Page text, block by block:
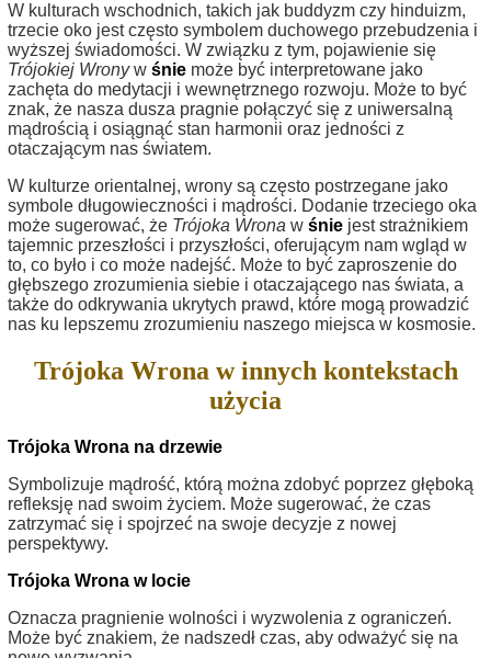
W kulturach wschodnich, takich jak buddyzm czy hinduizm,
trzecie oko jest często symbolem duchowego przebudzenia i
wyższej świadomości. W związku z tym, pojawienie się
Trójokiej Wronyw śnie może być interpretowane jako
zachęta do medytacji i wewnętrznego rozwoju. Może to być
znak, że nasza dusza pragnie połączyć się z uniwersalną
mądrością i osiągnąć stan harmonii oraz jedności z
otaczającym nas światem.
W kulturze orientalnej, wrony są często postrzegane jako
symbole długowieczności i mądrości. Dodanie trzeciego oka
może sugerować, że Trójoka Wrona w śnie jest strażnikiem
tajemnic przeszłości i przyszłości, oferującym nam wgląd w
to, co było i co może nadejść. Może to być zaproszenie do
głębszego zrozumienia siebie i otaczającego nas świata, a
także do odkrywania ukrytych prawd, które mogą prowadzić
nas ku lepszemu zrozumieniu naszego miejsca w kosmosie.
Trójoka Wrona w innych kontekstach
użycia
Trójoka Wrona na drzewie
Symbolizuje mądrość, którą można zdobyć poprzez głęboką
refleksję nad swoim życiem. Może sugerować, że czas
zatrzymać się i spojrzeć na swoje decyzje z nowej
perspektywy.
Trójoka Wrona w locie
Oznacza pragnienie wolności i wyzwolenia z ograniczeń.
Może być znakiem, że nadszedł czas, aby odważyć się na